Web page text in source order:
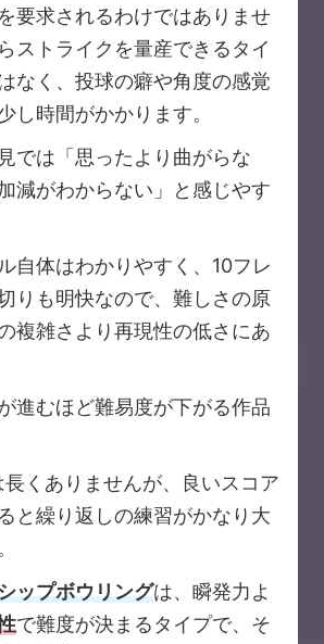
要求されるわけではありませ
ストライクを量産できるタイ
なく、投球の癖や角度の感覚
し時間がかかります。
では「思ったより曲がらな
減がわからない」と感じやす
自体はわかりやすく、10フレ
りも明快なので、難しさの原
複雑さより再現性の低さにあ
進むほど難易度が下がる作品
長くありませんが、良いスコア
と繰り返しの練習がかなり大
ップボウリングは、瞬発力よ
で難度が決まるタイプで、そ